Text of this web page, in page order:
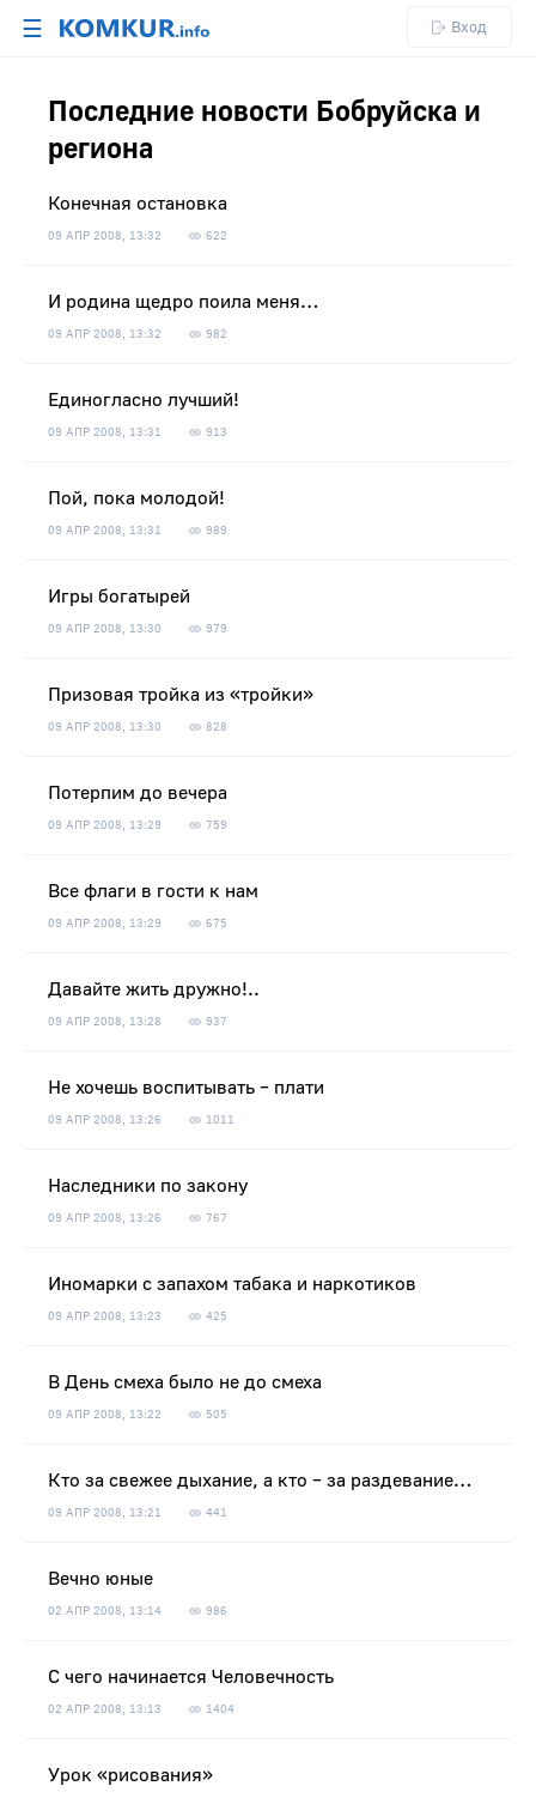
☰ Вход
Последние новости Бобруйска и
региона
Конечная остановка
09 АПР 2008, 13:32 622
И родина щедро поила меня…
09 АПР 2008, 13:32 982
Единогласно лучший!
09 АПР 2008, 13:31 913
Пой, пока молодой!
09 АПР 2008, 13:31 989
Игры богатырей
09 АПР 2008, 13:30 979
Призовая тройка из «тройки»
09 АПР 2008, 13:30 828
Потерпим до вечера
09 АПР 2008, 13:29 759
Все флаги в гости к нам
09 АПР 2008, 13:29 675
Давайте жить дружно!..
09 АПР 2008, 13:28 937
Не хочешь воспитывать – плати
09 АПР 2008, 13:26 1011
Наследники по закону
09 АПР 2008, 13:26 767
Иномарки с запахом табака и наркотиков
09 АПР 2008, 13:23 425
В День смеха было не до смеха
09 АПР 2008, 13:22 505
Кто за свежее дыхание, а кто – за раздевание…
09 АПР 2008, 13:21 441
Вечно юные
02 АПР 2008, 13:14 986
С чего начинается Человечность
02 АПР 2008, 13:13 1404
Урок «рисования»